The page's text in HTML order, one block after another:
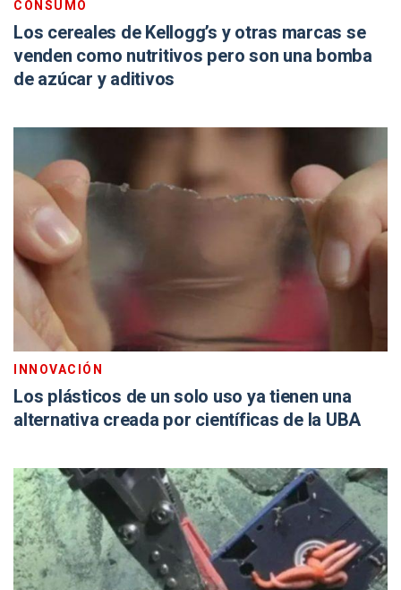
CONSUMO
Los cereales de Kellogg’s y otras marcas se
venden como nutritivos pero son una bomba
de azúcar y aditivos
INNOVACIÓN
Los plásticos de un solo uso ya tienen una
alternativa creada por científicas de la UBA